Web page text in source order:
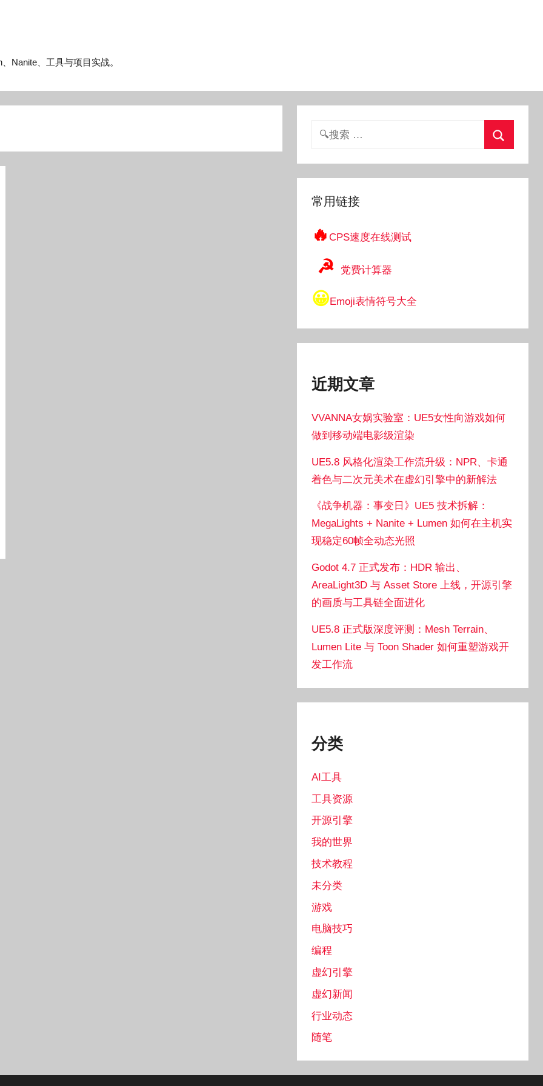
Nanite、工具与项目实战。
搜
常用链接
🔥CPS速度在线测试
☭ 党费计算器
😀Emoji表情符号大全
近期文章
VVANNA女娲实验室：UE5女性向游戏如何
做到移动端电影级渲染
UE5.8 风格化渲染工作流升级：NPR、卡通
着色与二次元美术在虚幻引擎中的新解法
《战争机器：事变日》UE5 技术拆解：
MegaLights + Nanite + Lumen 如何在主机实
现稳定60帧全动态光照
Godot 4.7 正式发布：HDR 输出、
AreaLight3D 与 Asset Store 上线，开源引擎
的画质与工具链全面进化
UE5.8 正式版深度评测：Mesh Terrain、
Lumen Lite 与 Toon Shader 如何重塑游戏开
发工作流
分类
AI工具
工具资源
开源引擎
我的世界
技术教程
未分类
游戏
电脑技巧
编程
虚幻引擎
虚幻新闻
行业动态
随笔